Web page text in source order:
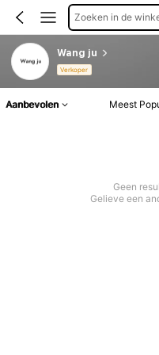
Zoeken in de
Wang ju
Verkoper
Aanbevolen Meest
Geen
Gelieve een